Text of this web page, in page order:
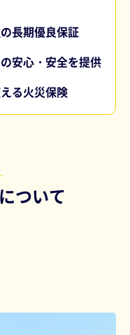
長期優良保証
安心・安全を提供
る火災保険
ついて